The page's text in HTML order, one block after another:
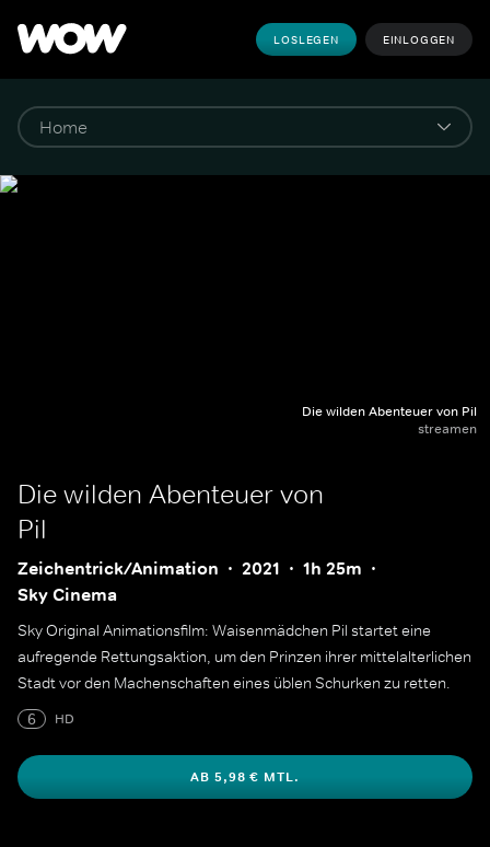
LOSLEGEN EINLOGGEN
Die wilden Abenteuer von Pil
streamen
Die wilden Abenteuer von
Pil
Zeichentrick/Animation 2021
1h 25m
Sky Cinema
Sky Original Animationsfilm: Waisenmädchen Pil startet eine
aufregende Rettungsaktion, um den Prinzen ihrer mittelalterlichen
Stadt vor den Machenschaften eines üblen Schurken zu retten.
6
HD
AB 5,98 € MTL.